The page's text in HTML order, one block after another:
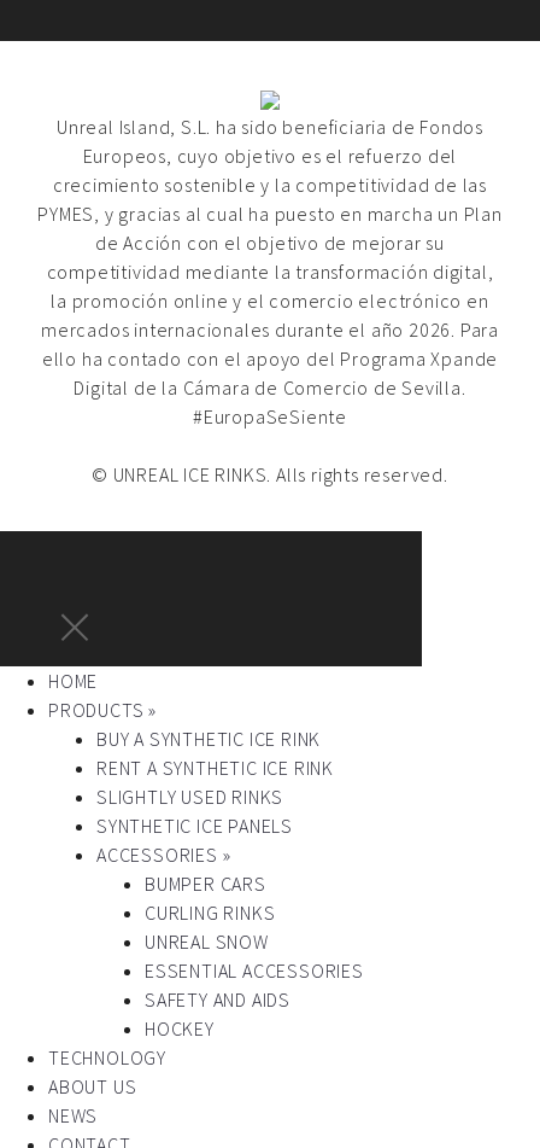
Unreal Island, S.L. ha sido beneficiaria de Fondos
Europeos, cuyo objetivo es el refuerzo del
crecimiento sostenible y la competitividad de las
PYMES, y gracias al cual ha puesto en marcha un Plan
de Acción con el objetivo de mejorar su
competitividad mediante la transformación digital,
la promoción online y el comercio electrónico en
mercados internacionales durante el año 2026. Para
ello ha contado con el apoyo del Programa Xpande
Digital de la Cámara de Comercio de Sevilla.
#EuropaSeSiente
© UNREAL ICE RINKS. Alls rights reserved.
HOME
PRODUCTS »
BUY A SYNTHETIC ICE RINK
RENT A SYNTHETIC ICE RINK
SLIGHTLY USED RINKS
SYNTHETIC ICE PANELS
ACCESSORIES »
BUMPER CARS
CURLING RINKS
UNREAL SNOW
ESSENTIAL ACCESSORIES
SAFETY AND AIDS
HOCKEY
TECHNOLOGY
ABOUT US
NEWS